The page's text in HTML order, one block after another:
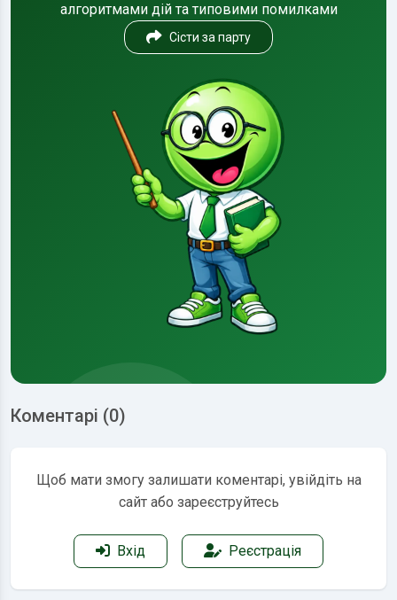
алгоритмами дій та типовими помилками
Сісти за парту
Коментарі (0)
Щоб мати змогу залишати коментарі, увійдіть на
сайт або зареєструйтесь
Вхід Реєстрація